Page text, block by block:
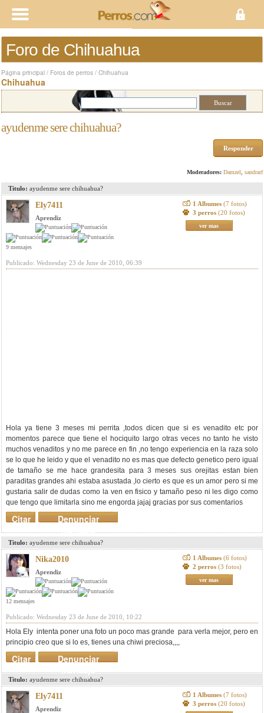
Foro de Chihuahua
Página principal / Foros de perros / Chihuahua
Chihuahua
ayudenme sere chihuahua?
Responder
Moderadores: Damzel sandrarf
Titulo: ayudenme sere chihuahua?
Ely7411
Aprendiz
9 mensajes
1 Albumes (7 fotos)
3 perros (20 fotos)
ver mas
Publicado: Wednesday 23 de June de 2010, 06:39
Hola ya tiene 3 meses mi perrita ,todos dicen que si es venadito etc por
momentos parece que tiene el hociquito largo otras veces no tanto he visto
muchos venaditos y no me parece en fin ,no tengo experiencia en la raza solo
se lo que he leido y que el venadito no es mas que defecto genetico pero igual
de tamaño se me hace grandesita para 3 meses sus orejitas estan bien
paraditas grandes ahi estaba asustada ,lo cierto es que es un amor pero si me
gustaria salir de dudas como la ven en fisico y tamaño peso ni les digo como
que tengo que limitarla sino me engorda jajaj gracias por sus comentarios
Denunciar
mensaje
Citar
Titulo: ayudenme sere chihuahua?
Nika2010
Aprendiz
12 mensajes
1 Albumes (6 fotos)
2 perros (3 fotos)
ver mas
Publicado: Wednesday 23 de June de 2010, 10:22
Hola Ely intenta poner una foto un poco mas grande para verla mejor, pero en
principio creo que si lo es, tienes una chiwi preciosa,,,,
Denunciar
mensaje
Citar
Titulo: ayudenme sere chihuahua?
Ely7411
Aprendiz
1 Albumes (7 fotos)
3 perros (20 fotos)